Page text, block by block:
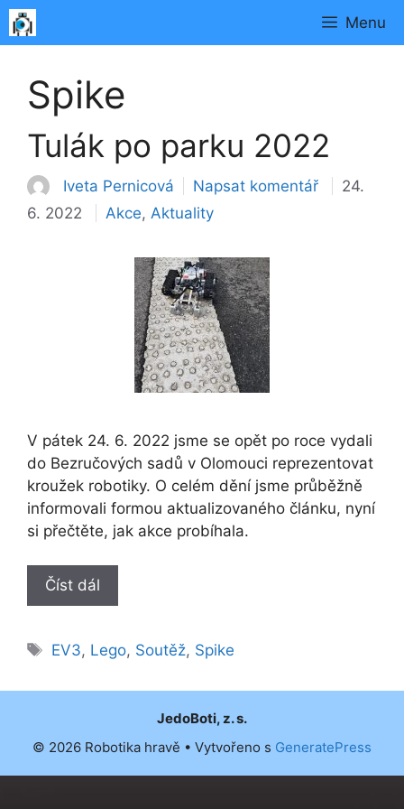
Přeskočit
na
Menu
Spike
Tulák po parku 2022
Iveta Pernicová Napsat komentář
24.
6. 2022
Rubriky
Akce, Aktuality
V pátek 24. 6. 2022 jsme se opět po roce vydali
do Bezručových sadů v Olomouci reprezentovat
kroužek robotiky. O celém dění jsme průběžně
informovali formou aktualizovaného článku, nyní
si přečtěte, jak akce probíhala.
Číst dál
Štítky
EV3, Lego, Soutěž, Spike
JedoBoti, z. s.
© 2026 Robotika hravě • Vytvořeno s GeneratePress